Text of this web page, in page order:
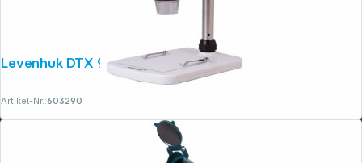
Levenhuk DTX 90 digitales Mikroskop
Artikel-Nr.:603290